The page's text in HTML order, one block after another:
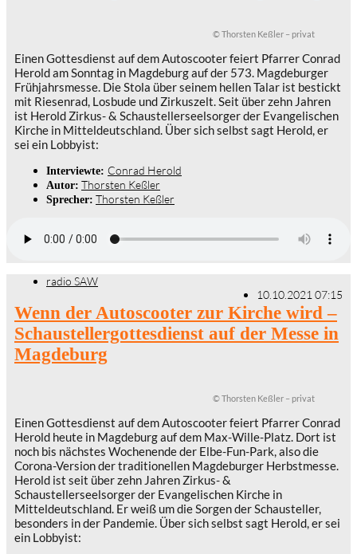
© Thorsten Keßler – privat
Einen Gottesdienst auf dem Autoscooter feiert Pfarrer Conrad
Herold am Sonntag in Magdeburg auf der 573. Magdeburger
Frühjahrsmesse. Die Stola über seinem hellen Talar ist bestickt
mit Riesenrad, Losbude und Zirkuszelt. Seit über zehn Jahren
ist Herold Zirkus- & Schaustellerseelsorger der Evangelischen
Kirche in Mitteldeutschland. Über sich selbst sagt Herold, er
sei ein Lobbyist:
Interviewte: Conrad Herold
Autor: Thorsten Keßler
Sprecher: Thorsten Keßler
radio SAW
10.10.2021 07:15
Wenn der Autoscooter zur Kirche wird –
Schaustellergottesdienst auf der Messe in
Magdeburg
© Thorsten Keßler – privat
Einen Gottesdienst auf dem Autoscooter feiert Pfarrer Conrad
Herold heute in Magdeburg auf dem Max-Wille-Platz. Dort ist
noch bis nächstes Wochenende der Elbe-Fun-Park, also die
Corona-Version der traditionellen Magdeburger Herbstmesse.
Herold ist seit über zehn Jahren Zirkus- &
Schaustellerseelsorger der Evangelischen Kirche in
Mitteldeutschland. Er weiß um die Sorgen der Schausteller,
besonders in der Pandemie. Über sich selbst sagt Herold, er sei
ein Lobbyist: